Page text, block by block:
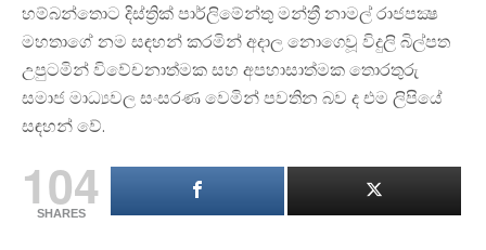
හම්බන්තොට දිස්ත්‍රික් පාර්ලිමේන්තු මන්ත්‍රී නාමල් රාජපක්‍ෂ
මහතාගේ නම සඳහන් කරමින් අදාල නොගෙවූ විදුලි බිල්පත
උපුටමින් විවේචනාත්මක සහ අපහාසාත්මක තොරතුරු
සමාජ මාධ්‍යවල සංසරණ වෙමින් පවතින බව ද එම ලිපියේ
සඳහන් වේ.
104
SHARES